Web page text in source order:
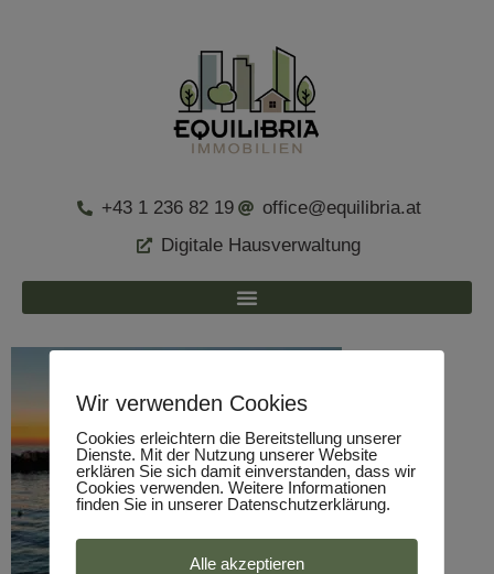
+43 1 236 82 19
office@equilibria.at
Digitale Hausverwaltung
Wir verwenden Cookies
Cookies erleichtern die Bereitstellung unserer
Dienste. Mit der Nutzung unserer Website
erklären Sie sich damit einverstanden, dass wir
Cookies verwenden. Weitere Informationen
finden Sie in unserer Datenschutzerklärung.
Alle akzeptieren